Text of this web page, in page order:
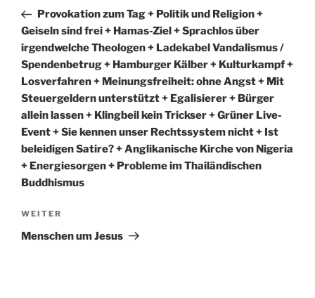
Beitrag
Provokation zum Tag + Politik und Religion +
Geiseln sind frei + Hamas-Ziel + Sprachlos über
irgendwelche Theologen + Ladekabel Vandalismus /
Spendenbetrug + Hamburger Kälber + Kulturkampf +
Losverfahren + Meinungsfreiheit: ohne Angst + Mit
Steuergeldern unterstützt + Egalisierer + Bürger
allein lassen + Klingbeil kein Trickser + Grüner Live-
Event + Sie kennen unser Rechtssystem nicht + Ist
beleidigen Satire? + Anglikanische Kirche von Nigeria
+ Energiesorgen + Probleme im Thailändischen
Buddhismus
Nächster
Beitrag
WEITER
Menschen um Jesus